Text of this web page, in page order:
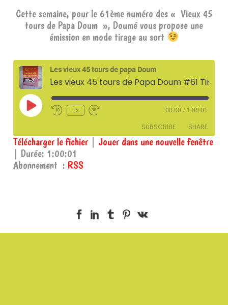
Cette semaine, pour le 61ème numéro des « Vieux 45
tours de Papa Doum », Doumé vous propose une
émission en mode tirage au sort
Les vieux 45 tours de papa Doum
Play
Episode
1x 00:00 / 1:00:01
SUBSCRIBE SHARE
RSS
SHARE
Télécharger le fichier
Jouer dans une nouvelle fenêtre
Durée: 1:00:01
Abonnement : RSS